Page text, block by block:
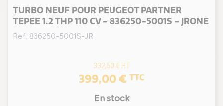
TURBO NEUF POUR PEUGEOT PARTNER
TEPEE 1.2 THP 110 CV - 836250-5001S - JRONE
Ref. 836250-5001S-JR
332,50 € HT
399,00 € TTC
En stock